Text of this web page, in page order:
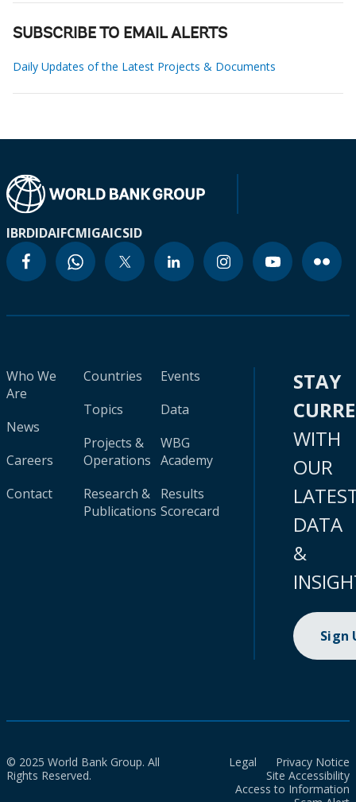
SUBSCRIBE TO EMAIL ALERTS
Daily Updates of the Latest Projects & Documents
IBRDIDAIFCMIGAICSID
Who We
Are
News
Careers
Contact
Countries
Topics
Projects &
Operations
Research &
Publications
Events
Data
WBG
Academy
Results
Scorecard
STAY
WITH
OUR
DATA
&
Sign
© 2025 World Bank Group. All
Rights Reserved.
Legal
Privacy Notice
Site Accessibility
Access to Information